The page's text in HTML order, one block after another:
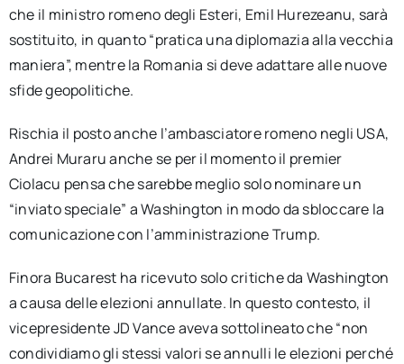
che il ministro romeno degli Esteri, Emil Hurezeanu, sarà
sostituito, in quanto “pratica una diplomazia alla vecchia
maniera”, mentre la Romania si deve adattare alle nuove
sfide geopolitiche.
Rischia il posto anche l’ambasciatore romeno negli USA,
Andrei Muraru anche se per il momento il premier
Ciolacu pensa che sarebbe meglio solo nominare un
“inviato speciale” a Washington in modo da sbloccare la
comunicazione con l’amministrazione Trump.
Finora Bucarest ha ricevuto solo critiche da Washington
a causa delle elezioni annullate. In questo contesto, il
vicepresidente JD Vance aveva sottolineato che “non
condividiamo gli stessi valori se annulli le elezioni perché